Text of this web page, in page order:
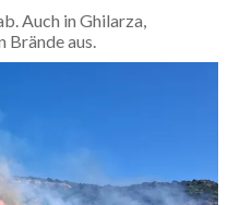
Auch in Ghilarza,
Brände aus.